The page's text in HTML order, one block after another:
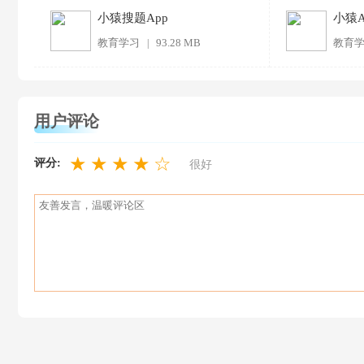
小猿搜题App
教育学习 | 93.28 MB
小猿
教育
用户评论
评分: ★ ★ ★ ★ ☆ 很好